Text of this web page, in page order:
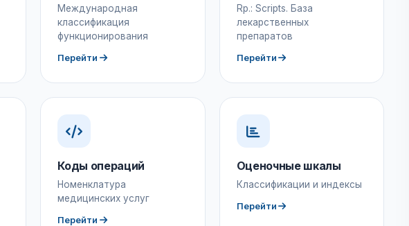
Международная
классификация
функционирования
Перейти
Rp.: Scripts. База
лекарственных
препаратов
Перейти
Коды операций
Номенклатура
медицинских услуг
Перейти
Оценочные шкалы
Классификации и индексы
Перейти